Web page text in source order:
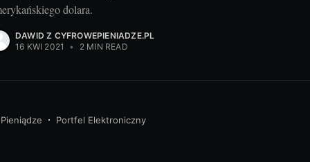
dolara.
DAWID Z CYFROWEPIENIADZE.PL
16 KWI 2021
• 2 MIN READ
Portfel Elektroniczny